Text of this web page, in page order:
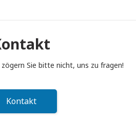
verspäteter Rückgabe werden
Sie bitte nicht, uns zu fragen!
Kontakt